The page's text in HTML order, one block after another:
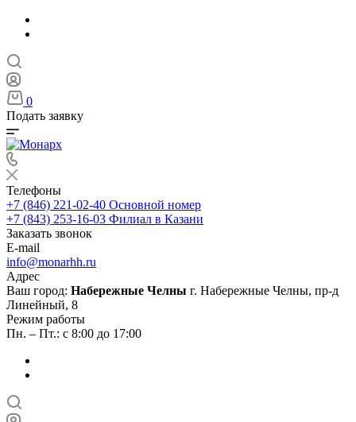
0
Подать заявку
Телефоны
+7 (846) 221-02-40 Основной номер
+7 (843) 253-16-03 Филиал в Казани
Заказать звонок
E-mail
info@monarhh.ru
Адрес
Ваш город: Набережные Челны г. Набережные Челны, пр-д
Линейный, 8
Режим работы
Пн. – Пт.: с 8:00 до 17:00